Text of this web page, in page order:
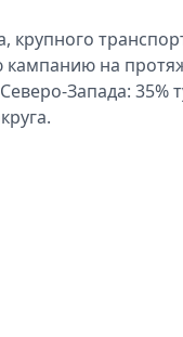
крупного
на
Запада: